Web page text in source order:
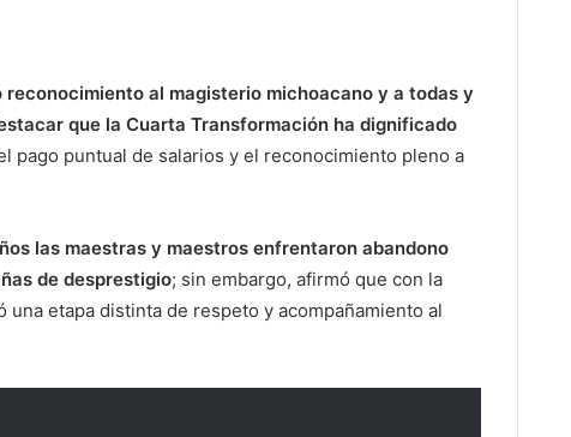
reconocimiento al magisterio michoacano y a todas y
que la Cuarta Transformación ha dignificado
pago puntual de salarios y el reconocimiento pleno a
las maestras y maestros enfrentaron abandono
de desprestigio; sin embargo, afirmó que con la
etapa distinta de respeto y acompañamiento al